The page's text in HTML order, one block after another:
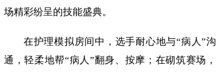
场精彩纷呈的技能盛典。
在护理模拟房间中，选手耐心地与“病人”沟
通，轻柔地帮“病人”翻身、按摩；在砌筑赛场，